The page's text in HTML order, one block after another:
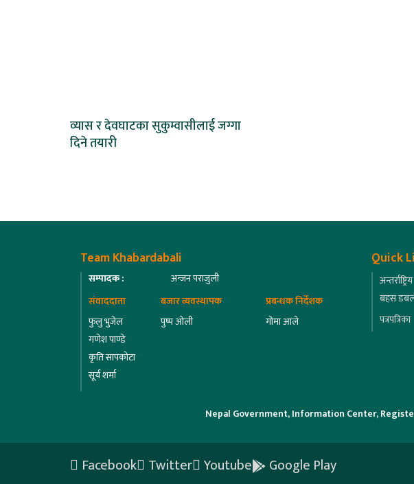
व्यास र देवघाटका सुकुम्वासीलाई जग्गा
दिने तयारी
Team Khabardabali
सम्पादक :
अन्जन पराजुली
संवाददाता
फुलु भुजेल
गणेश पाण्डे
कृति सापकोटा
सूर्य शर्मा
बजार व्यवस्थापक
पुष्प ओली
प्रबन्धक निर्देशक
गोमा आले
Quick
अन्तर्राष्ट्रिय
बहस
पत्रपत्रिका
Nepal Government, Information Center,
Facebook Twitter Youtube Google Play